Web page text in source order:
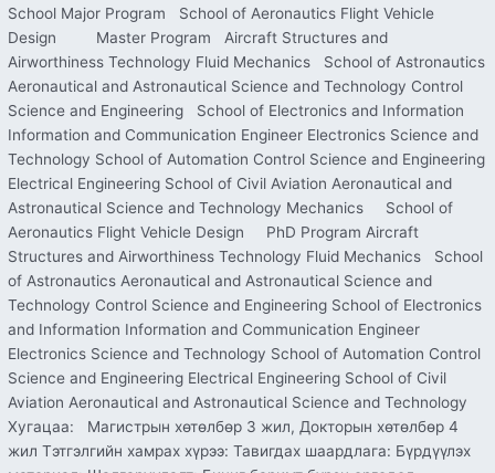
School Major Program School of Aeronautics Flight Vehicle
Design Master Program Aircraft Structures and
Airworthiness Technology Fluid Mechanics School of Astronautics
Aeronautical and Astronautical Science and Technology Control
Science and Engineering School of Electronics and Information
Information and Communication Engineer Electronics Science and
Technology School of Automation Control Science and Engineering
Electrical Engineering School of Civil Aviation Aeronautical and
Astronautical Science and Technology Mechanics School of
Aeronautics Flight Vehicle Design PhD Program Aircraft
Structures and Airworthiness Technology Fluid Mechanics School
of Astronautics Aeronautical and Astronautical Science and
Technology Control Science and Engineering School of Electronics
and Information Information and Communication Engineer
Electronics Science and Technology School of Automation Control
Science and Engineering Electrical Engineering School of Civil
Aviation Aeronautical and Astronautical Science and Technology
Хугацаа: Магистрын хөтөлбөр 3 жил, Докторын хөтөлбөр 4
жил Тэтгэлгийн хамрах хүрээ: Тавигдах шаардлага: Бүрдүүлэх